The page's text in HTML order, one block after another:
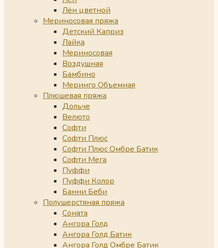
Лён цветной
Мериносовая пряжа
Детский Каприз
Лайка
Мериносовая
Воздушная
Бамбино
Меринго Объемная
Плюшевая пряжа
Дольче
Велюто
Софти
Софти Плюс
Софти Плюс Омбре Батик
Софти Мега
Пуффи
Пуффи Колор
Банни Беби
Полушерстяная пряжа
Соната
Ангора Голд
Ангора Голд Батик
Ангора Голд Омбре Батик